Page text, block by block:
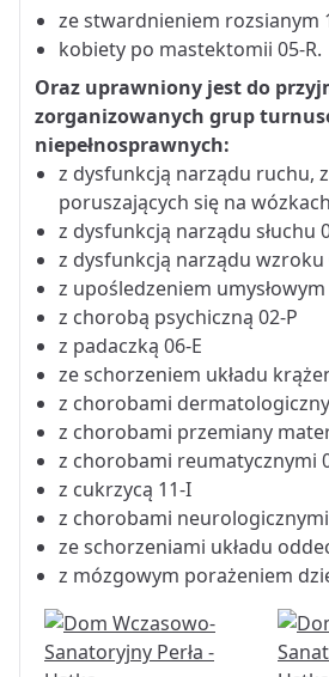
ze stwardnieniem rozsianym
kobiety po mastektomii 05-R.
Oraz uprawniony jest do
zorganizowanych grup
niepełnosprawnych:
z dysfunkcją narządu ruchu,
poruszających się na
z dysfunkcją narządu słuchu
z dysfunkcją narządu wzroku
z upośledzeniem umysłowym
z chorobą psychiczną 02-P
z padaczką 06-E
ze schorzeniem układu
z chorobami
z chorobami przemiany
z chorobami reumatycznymi
z cukrzycą 11-I
z chorobami
ze schorzeniami układu
z mózgowym porażeniem